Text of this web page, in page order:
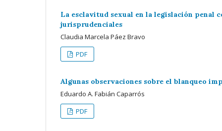
La esclavitud sexual en la legislación
jurisprudenciales
Claudia Marcela Páez Bravo
PDF
Algunas observaciones sobre el blanqueo
Eduardo A. Fabián Caparrós
PDF